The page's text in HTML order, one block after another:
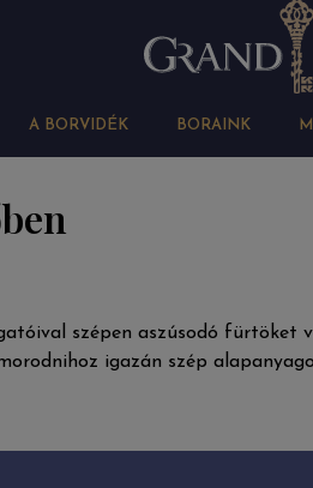
A BORVIDÉK BORAINK
szépen aszúsodó
igazán szép